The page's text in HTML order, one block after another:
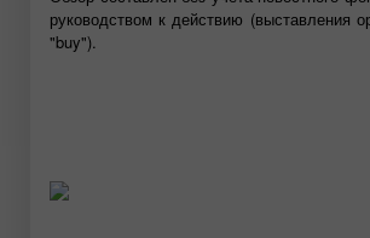
руководством к действию (выставления
"buy").